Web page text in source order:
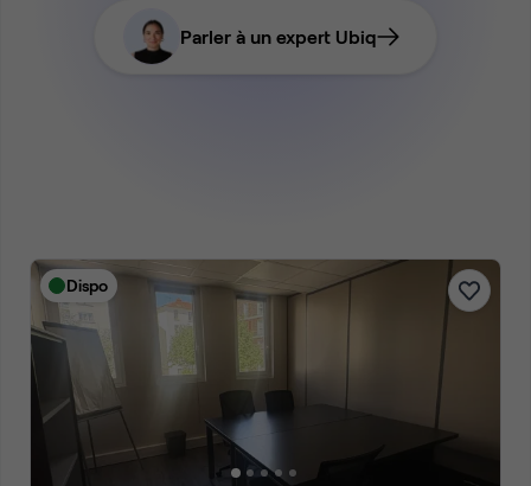
Parler à un expert Ubiq
Dispo